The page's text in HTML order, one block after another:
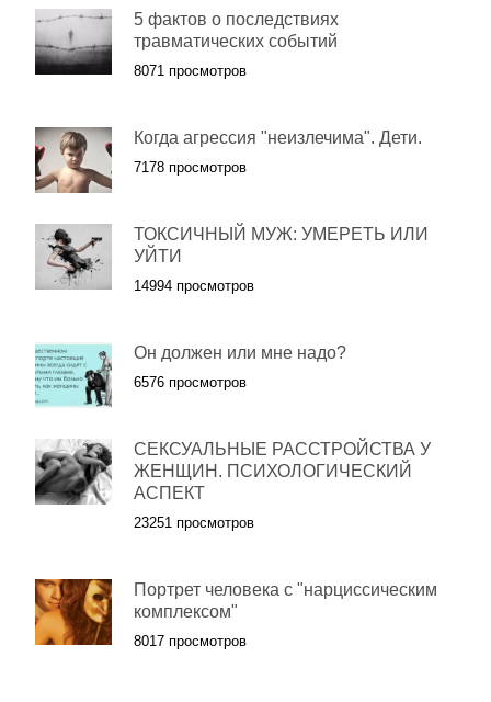
5 фактов о последствиях
травматических событий
8071 просмотров
Когда агрессия "неизлечима". Дети.
7178 просмотров
ТОКСИЧНЫЙ МУЖ: УМЕРЕТЬ ИЛИ
УЙТИ
14994 просмотров
Он должен или мне надо?
6576 просмотров
СЕКСУАЛЬНЫЕ РАССТРОЙСТВА У
ЖЕНЩИН. ПСИХОЛОГИЧЕСКИЙ
АСПЕКТ
23251 просмотров
Портрет человека с "нарциссическим
комплексом"
8017 просмотров